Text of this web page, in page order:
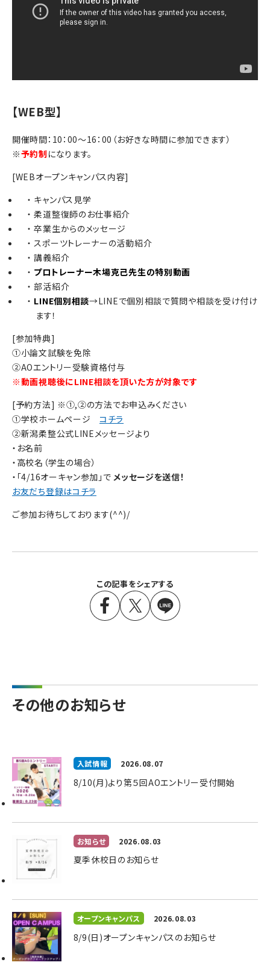
この記事をシェアする
【WEB型】
開催時間：10：00～16：00（お好きな時間に参加できます）
※予約制になります。
[WEBオープンキャンパス内容]
キャンパス見学
柔道整復師のお仕事紹介
卒業生からのメッセージ
スポーツトレーナーの活動紹介
講義紹介
プロトレーナー木場克己先生の特別動画
部活紹介
LINE個別相談→LINEで個別相談で質問や相談を受け付け
ます！
[参加特典]
①小論文試験を免除
②AOエントリー受験資格付与
※動画視聴後にLINE相談を頂いた方が対象です
[予約方法] ※①,②の方法でお申込みください
①学校ホームページ コチラ
②新潟柔整公式LINEメッセージより
・お名前
・高校名（学生の場合）
・「4/16オーキャン参加」で メッセージを送信！
お友だち登録はコチラ
ご参加お待ちしております(^^)/
その他のお知らせ
入試情報 2026.08.07
8/10(月)より第５回AOエントリー受付開始
お知らせ 2026.08.03
夏季休校日のお知らせ
オープンキャンパス 2026.08.03
8/9(日)オープンキャンパスのお知らせ